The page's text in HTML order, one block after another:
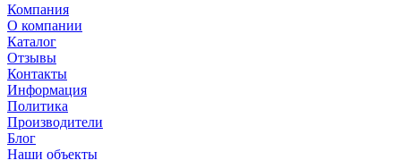
Компания
О компании
Каталог
Отзывы
Контакты
Информация
Политика
Производители
Блог
Наши объекты